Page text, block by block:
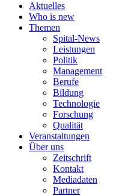
Aktuelles
Who is new
Themen
Spital-News
Leistungen
Politik
Management
Berufe
Bildung
Technologie
Forschung
Qualität
Veranstaltungen
Über uns
Zeitschrift
Kontakt
Mediadaten
Partner